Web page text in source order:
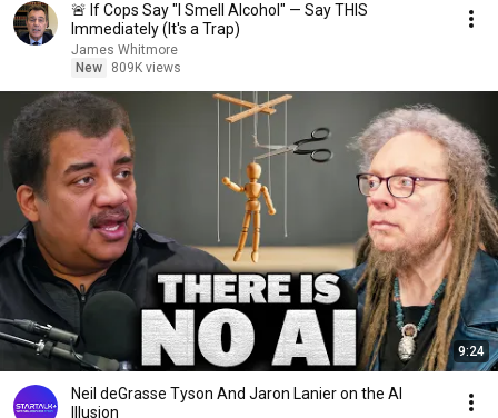
🚨 If Cops Say "I Smell Alcohol" — Say THIS
Immediately (It's a Trap)
James Whitmore
New
809K views
9:24
Neil deGrasse Tyson And Jaron Lanier on the AI
Illusion